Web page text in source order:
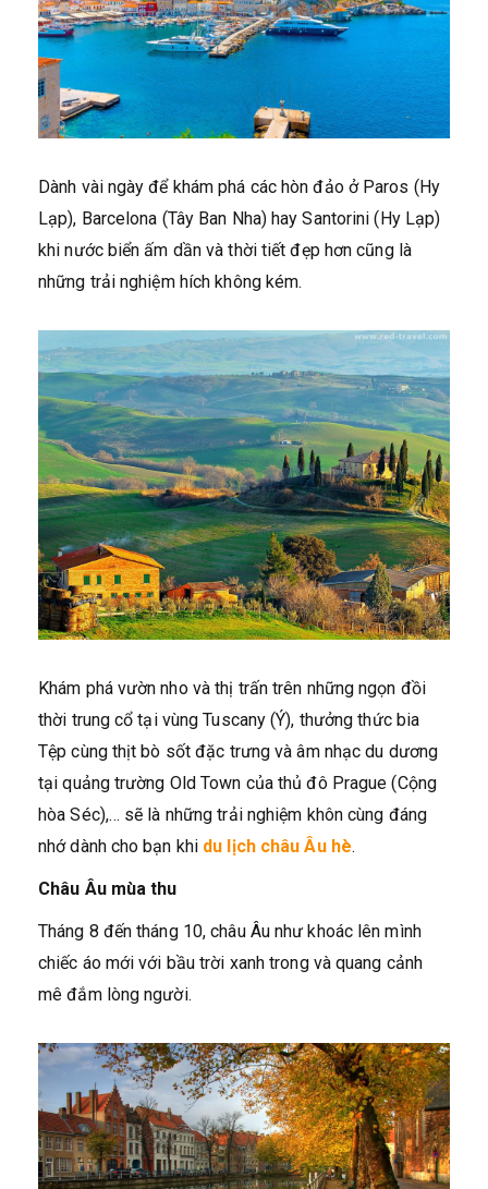
Dành vài ngày để khám phá các hòn đảo ở Paros (Hy
Lạp), Barcelona (Tây Ban Nha) hay Santorini (Hy Lạp)
khi nước biển ấm dần và thời tiết đẹp hơn cũng là
những trải nghiệm hích không kém.
Khám phá vườn nho và thị trấn trên những ngọn đồi
thời trung cổ tại vùng Tuscany (Ý), thưởng thức bia
Tệp cùng thịt bò sốt đặc trưng và âm nhạc du dương
tại quảng trường Old Town của thủ đô Prague (Cộng
hòa Séc),… sẽ là những trải nghiệm khôn cùng đáng
nhớ dành cho bạn khi du lịch châu Âu hè.
Châu Âu mùa thu
Tháng 8 đến tháng 10, châu Âu như khoác lên mình
chiếc áo mới với bầu trời xanh trong và quang cảnh
mê đắm lòng người.